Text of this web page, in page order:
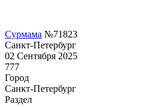
Сурмама №71823
Санкт-Петербург
02 Сентября 2025
777
Город
Санкт-Петербург
Раздел